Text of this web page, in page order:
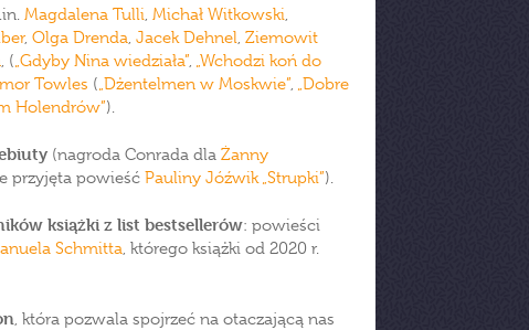
Magdalena Tulli, Michał Witkowski,
, Olga Drenda, Jacek Dehnel, Ziemowit
, („Gdyby Nina wiedziała”, „Wchodzi koń do
Towles („Dżentelmen w Moskwie”, „Dobre
Holendrów”).
(nagroda Conrada dla Żanny
przyjęta powieść Pauliny Jóźwik „Strupki”).
książki z list bestsellerów: powieści
Schmitta, którego książki od 2020 r.
, która pozwala spojrzeć na otaczającą nas